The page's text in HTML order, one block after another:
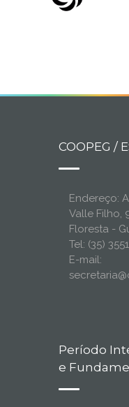
COOPEG /
Endereço:
Valle Filho,
Floresta -
Tel: (35)
E-mail:
Período
e